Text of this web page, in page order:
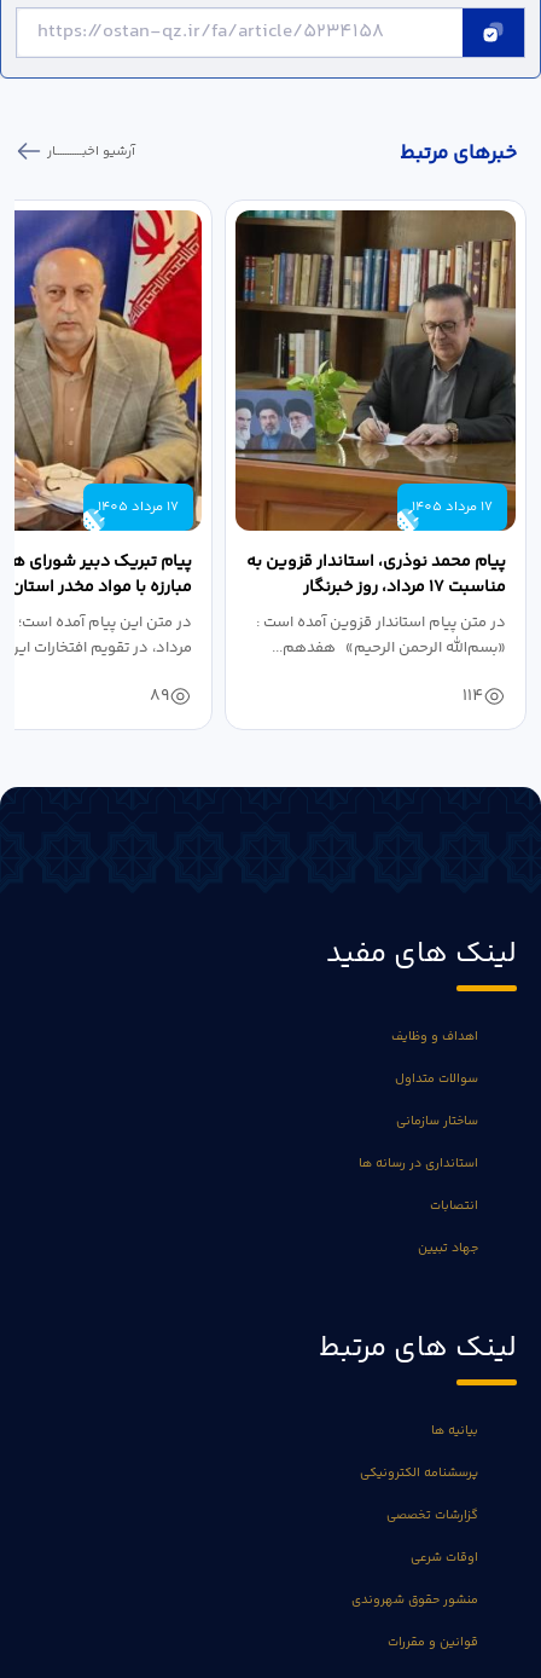
خبر‌های مرتبط آرشیو اخبـــــــــــار
17 مرداد 1405
پیام محمد نوذری، استاندار قزوین به
مناسبت ۱۷ مرداد، روز خبرنگار
در متن پیام استاندار قزوین آمده است :
«بسم‌الله الرحمن الرحیم» هفدهم...
114
17 مرداد 1405
پیام تبریک دبیر شورای
مبارزه با مواد مخدر استان
مناسبت روز خبرنگار...
در متن این پیام آمده
مرداد، در تقویم افتخارات
89
لینک های مفید
اهداف و وظایف
سوالات متداول
ساختار سازمانی
استانداری در رسانه ها
انتصابات
جهاد تبیین
لینک های مرتبط
بیانیه ها
پرسشنامه الکترونیکی
گزارشات تخصصی
اوقات شرعی
منشور حقوق شهروندی
قوانین و مقررات